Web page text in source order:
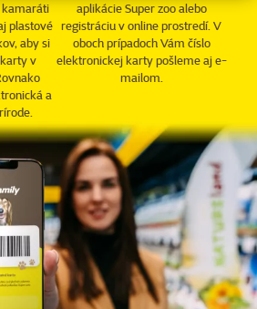
kamaráti
plastové
aby si
v
a
aplikácie Super zoo alebo
registráciu v online prostredí. V
oboch prípadoch Vám číslo
elektronickej karty pošleme aj e-
mailom.